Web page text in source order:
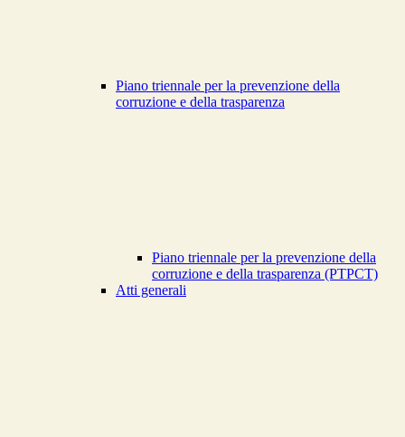
Piano triennale per la prevenzione della
corruzione e della trasparenza
Piano triennale per la prevenzione della
corruzione e della trasparenza (PTPCT)
Atti generali